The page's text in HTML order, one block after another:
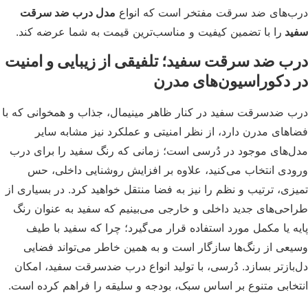
ضد سرقت مفتخر است که انواعمدل درب ضد سرقت
را با تضمین کیفیت و مناسب‌ترین قیمت به شما عرضه کند.
ضد سرقت سفید؛ تلفیقی از زیبایی و امنیت
دکوراسیون‌های مدرن
ضدسرقت سفید در کنار ظاهر مینیمال، جذاب و همخوانی که با
مدرن دارد، از نظر امنیتی و عملکرد نیز مشابه سایر
موجود در دُرسی است؛ زمانی که رنگ سفید را برای درب
انتخاب می‌کنید، علاوه بر افزایش روشنایی داخلی، حس
ترتیب و نظم را نیز به فضا منتقل خواهید کرد. در بسیاری از
جدید داخلی و خارجی می‌بینیم که سفید به عنوان رنگ
یا مکمل مورد استفاده قرار می‌گیرد؛ چرا که سفید با طیف
از رنگ‌ها سازگار است و به همین خاطر می‌تواند فضایی
بسازد. دُرسی، با تولید انواع درب ضدسرقت سفید، امکان
متنوع بر اساس سبک، بودجه و سلیقه را فراهم کرده است.